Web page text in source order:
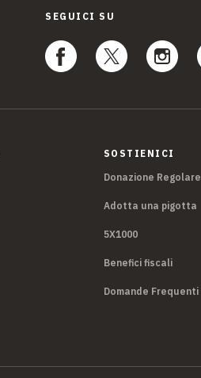
SEGUICI SU
SOSTIENICI
Donazione Regolare
Adotta una pigotta
5X1000
Benefici fiscali
Domande Frequenti